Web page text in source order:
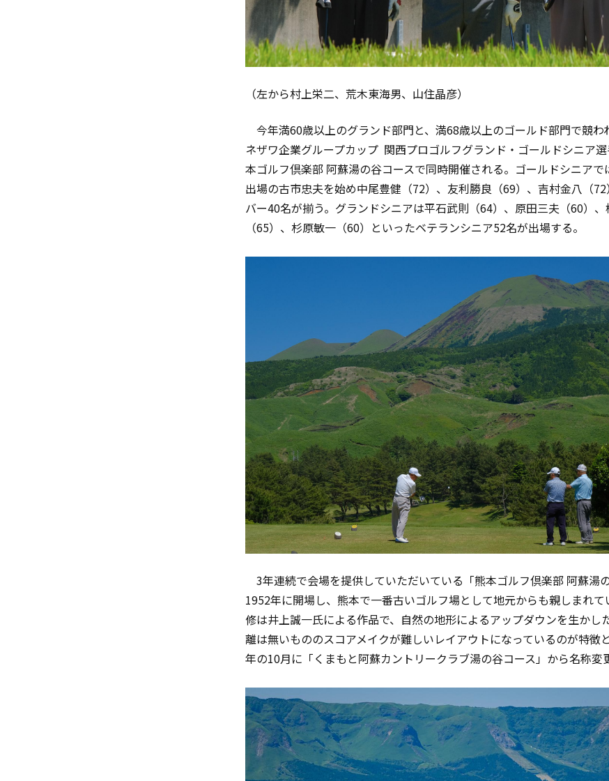
（左から村上栄二、荒木東海男、山住晶彦）
今年満60歳以上のグランド部門と、満68歳以上のゴールド部門で競わ
ネザワ企業グループカップ 関西プロゴルフグランド・ゴールドシニア
本ゴルフ倶楽部 阿蘇湯の谷コースで同時開催される。ゴールドシニアで
出場の古市忠夫を始め中尾豊健（72）、友利勝良（69）、吉村金八（72
バー40名が揃う。グランドシニアは平石武則（64）、原田三夫（60）、
（65）、杉原敏一（60）といったベテランシニア52名が出場する。
3年連続で会場を提供していただいている「熊本ゴルフ倶楽部 阿蘇湯
1952年に開場し、熊本で一番古いゴルフ場として地元からも親しまれて
修は井上誠一氏による作品で、自然の地形によるアップダウンを生かし
離は無いもののスコアメイクが難しいレイアウトになっているのが特徴
年の10月に「くまもと阿蘇カントリークラブ湯の谷コース」から名称変